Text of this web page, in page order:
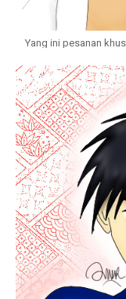
Yang ini pesanan